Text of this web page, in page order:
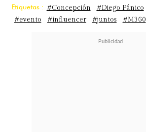
Etiquetas : #Concepción #Diego Pánico
#evento
#influencer #juntos #M360